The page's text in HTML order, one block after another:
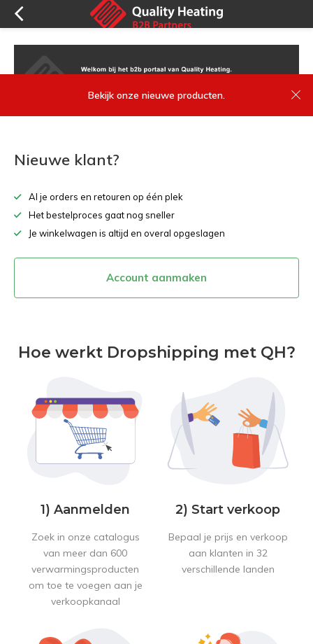
Bekijk onze nieuwe producten.
Nieuwe klant?
Al je orders en retouren op één plek
Het bestelproces gaat nog sneller
Je winkelwagen is altijd en overal opgeslagen
Account aanmaken
Hoe werkt Dropshipping met QH?
1) Aanmelden
Zoek in onze catalogus
van meer dan 600
verwarmingsproducten
om toe te voegen aan je
verkoopkanaal
2) Start verkoop
Bepaal je prijs en verkoop
aan klanten in 32
verschillende landen